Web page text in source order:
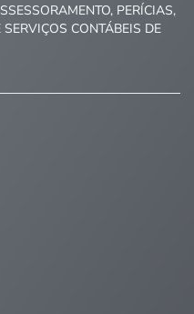
PERÍCIAS,
CONTÁBEIS DE